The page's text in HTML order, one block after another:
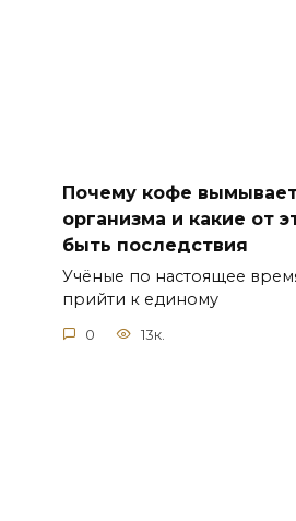
Почему кофе
организма и какие от
быть последствия
Учёные по настоящее
прийти к единому
0 13к.